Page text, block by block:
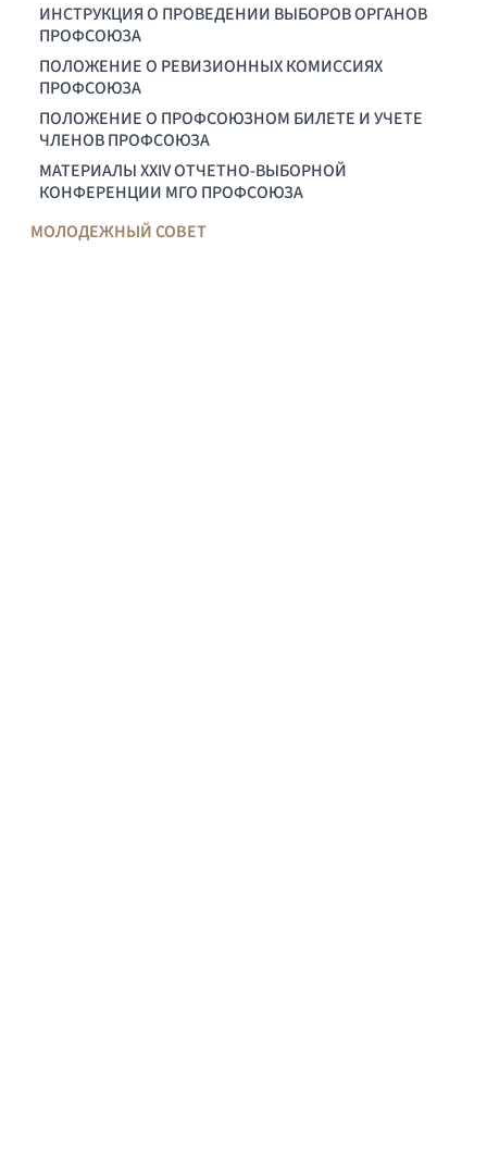
ИНСТРУКЦИЯ О ПРОВЕДЕНИИ ВЫБОРОВ ОРГАНОВ
ПРОФСОЮЗА
ПОЛОЖЕНИЕ О РЕВИЗИОННЫХ КОМИССИЯХ
ПРОФСОЮЗА
ПОЛОЖЕНИЕ О ПРОФСОЮЗНОМ БИЛЕТЕ И УЧЕТЕ
ЧЛЕНОВ ПРОФСОЮЗА
МАТЕРИАЛЫ XXIV ОТЧЕТНО-ВЫБОРНОЙ
КОНФЕРЕНЦИИ МГО ПРОФСОЮЗА
МОЛОДЕЖНЫЙ СОВЕТ